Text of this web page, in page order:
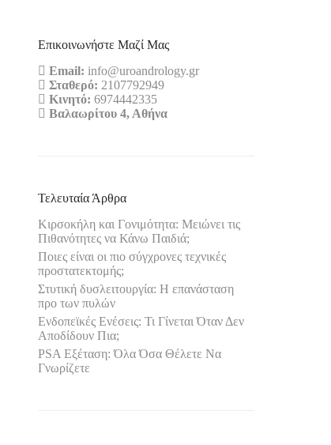
Επικοινωνήστε Μαζί Μας
Email: info@uroandrology.gr
Σταθερό: 2107792949
Κινητό: 6974442335
Bαλαωρίτου 4, Αθήνα
Τελευταία Άρθρα
Κιρσοκήλη και Γονιμότητα: Μειώνει τις
Πιθανότητες να Κάνω Παιδιά;
Ποιες είναι οι πιο σύγχρονες τεχνικές
προστατεκτομής;
Στυτική δυσλειτουργία: Η επανάσταση
προ των πυλών
Ενδοπεϊκές Ενέσεις: Τι Γίνεται Όταν Δεν
Αποδίδουν Πια;
PSA Εξέταση: Όλα Όσα Θέλετε Να
Γνωρίζετε